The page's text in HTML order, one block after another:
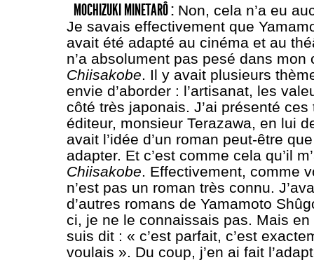
MOCHIZUKI MINETARÔ :Non, cela n’a eu
Je savais effectivement que
avait été adapté au cinéma et au
n’a absolument pas pesé dans mon
Chiisakobe. Il y avait plusieurs
envie d’aborder : l’artisanat, les
côté très japonais. J’ai présenté
éditeur, monsieur Terazawa, en lui
avait l’idée d’un roman peut-être
adapter. Et c’est comme cela qu’il
Chiisakobe. Effectivement, comme
n’est pas un roman très connu.
d’autres romans de Yamamoto
ci, je ne le connaissais pas. Mais
suis dit : « c’est parfait, c’est
voulais ». Du coup, j’en ai fait